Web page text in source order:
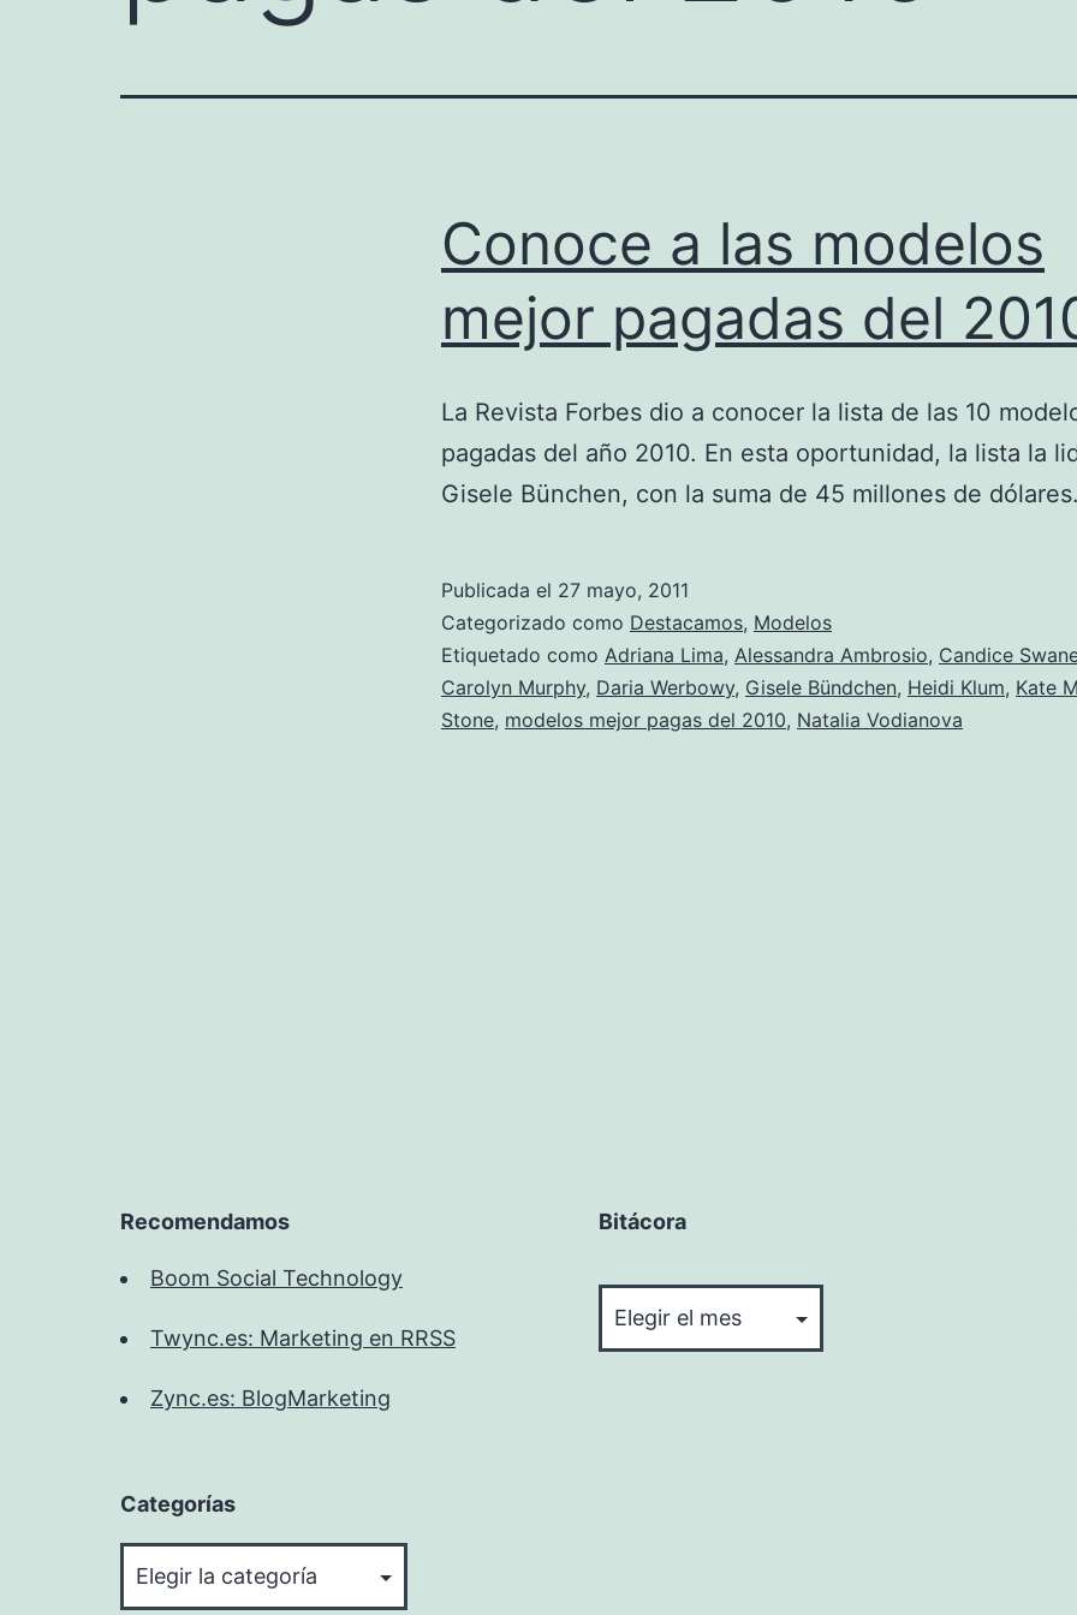
Conoce a las modelos
mejor pagadas del
La Revista Forbes dio a conocer la lista de las 10
pagadas del año 2010. En esta oportunidad, la lista la
Gisele Bünchen, con la suma de 45 millones de dólares.
Publicada el 27 mayo, 2011
Categorizado como Destacamos, Modelos
Etiquetado como Adriana Lima, Alessandra Ambrosio, Candice
Carolyn Murphy, Daria Werbowy, Gisele Bündchen, Heidi Klum, Kate
Stone, modelos mejor pagas del 2010, Natalia Vodianova
Recomendamos
Boom Social Technology
Twync.es: Marketing en RRSS
Zync.es: BlogMarketing
Bitácora
Categorías